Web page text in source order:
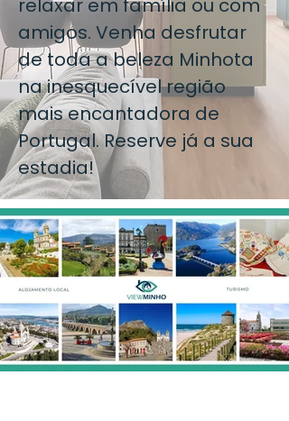
relaxar em família ou com
amigos. Venha desfrutar
de toda a beleza Minhota
na inesquecível região
mais encantadora de
Portugal. Reserve já a sua
estadia!